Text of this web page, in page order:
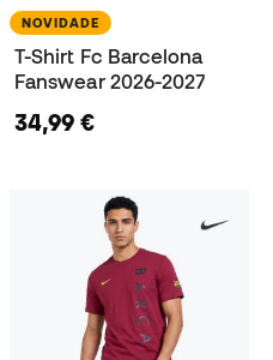
NOVIDADE
T-Shirt Fc Barcelona
Fanswear 2026-2027
34,99 €